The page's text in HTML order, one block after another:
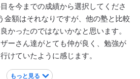
を今までの成績から選択してくださ
金額はそれなりですが、他の塾と比較
かったのではないかなと思います。
ーさん達がとても仲が良く、勉強が
けていたように感じます。
もっと見る